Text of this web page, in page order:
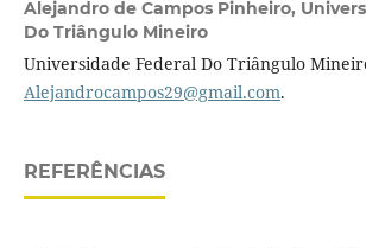
Alejandro de Campos Pinheiro,
Do Triângulo Mineiro
Universidade Federal Do Triângulo
Alejandrocampos29@gmail.com.
REFERÊNCIAS